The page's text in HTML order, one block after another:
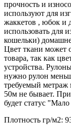
прочность и
используют для
жаккетов , юбок и
использовать для
кошельки)
Цвет ткани может
товара, так как
устройства.
нужно рулон
требуемый
50м не бывает.
будет статус
Плотность гр/м2: